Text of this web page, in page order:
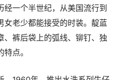
经一个半世纪，从美国流行到
女老少都能接受的时装。靛蓝
、裤后袋上的弧线、铆钉、独
点。